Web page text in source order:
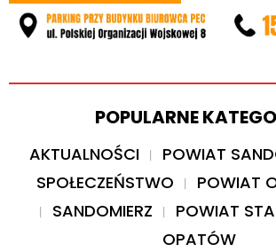
POPULARNE
AKTUALNOŚCI
POWIAT
SPOŁECZEŃSTWO
POWIAT
SANDOMIERZ
POWIAT
OPATÓW